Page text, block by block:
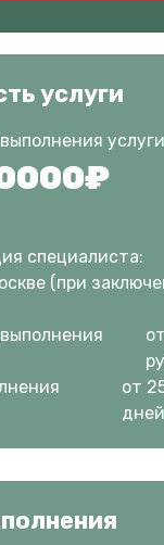
услуги
услуги
специалиста:
(при
от
дней